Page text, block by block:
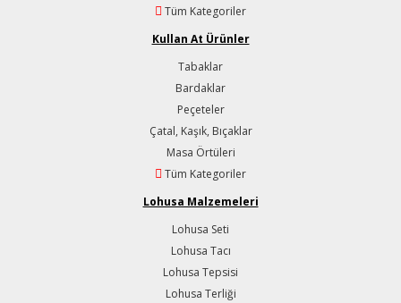
Tüm Kategoriler
Kullan At Ürünler
Tabaklar
Bardaklar
Peçeteler
Çatal, Kaşık, Bıçaklar
Masa Örtüleri
Tüm Kategoriler
Lohusa Malzemeleri
Lohusa Seti
Lohusa Tacı
Lohusa Tepsisi
Lohusa Terliği